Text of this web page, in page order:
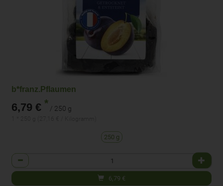
b*franz.Pflaumen
6,79 € * / 250 g
250 g
Anzahl
6,79 €